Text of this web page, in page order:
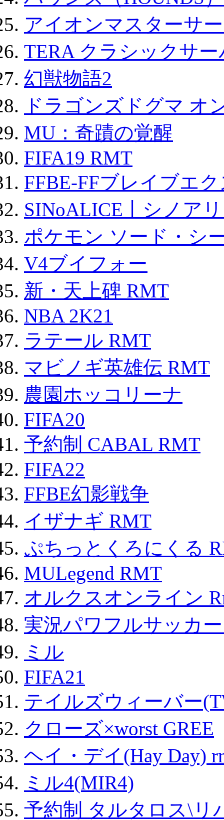
アイオンマスターサ
TERA クラシックサ
幻獣物語2
ドラゴンズドグマ オ
MU：奇蹟の覚醒
FIFA19 RMT
FFBE-FFブレイブエ
SINoALICE丨シノア
ポケモン ソード・シ
V4ブイフォー
新・天上碑 RMT
NBA 2K21
ラテール RMT
マビノギ英雄伝 RMT
農園ホッコリーナ
FIFA20
予約制 CABAL RMT
FIFA22
FFBE幻影戦争
イザナギ RMT
ぷちっとくろにくる
MULegend RMT
オルクスオンライン
実況パワフルサッカ
ミル
FIFA21
テイルズウィーバー
クローズ×worst GREE
ヘイ・デイ(Hay Day)
ミル4(MIR4)
予約制 タルタロス\リ